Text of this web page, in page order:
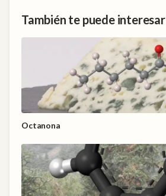
También te puede interesar
Octanona